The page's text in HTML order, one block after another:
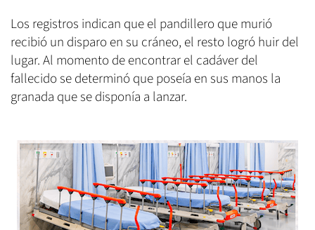
Los registros indican que el pandillero que murió
recibió un disparo en su cráneo, el resto logró huir del
lugar. Al momento de encontrar el cadáver del
fallecido se determinó que poseía en sus manos la
granada que se disponía a lanzar.